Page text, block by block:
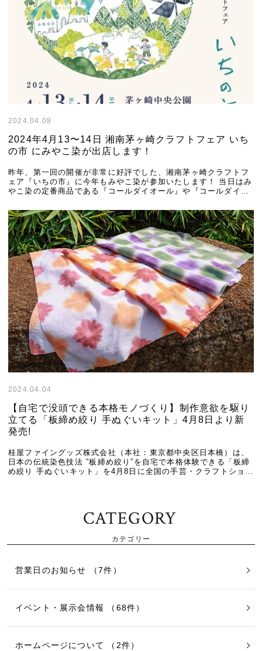
2024.04.08
2024年4月13〜14日 湘南茅ヶ崎クラフトフェア いち
の市 にみやこ染が出店します！
昨年、第一回の開催が非常に好評でした、湘南茅ヶ崎クラフトフ
ェア『いちの市』に今年もみやこ染が参加いたします！ 当日はみ
やこ染の定番商品である『コールダイオール』や『コールダイホ
2024.04.04
【自宅で没頭できる本格モノづくり】制作意欲を駆り
立てる「板締め絞り 手ぬぐいキット」4月8日より新
発売!
桂屋ファイングッズ株式会社（本社：東京都中央区日本橋）は、
日本の伝統染色技法 ”板締め絞り”を自宅で本格体験できる「板締
め絞り 手ぬぐいキット」を4月8日に全国の手芸・クラフトショッ
CATEGORY
カテゴリー
営業日のお知らせ （7件）
イベント・展示会情報 （68件）
ホームページについて （2件）